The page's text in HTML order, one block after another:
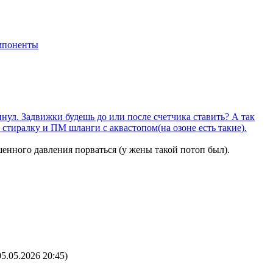
Задвижки будешь до или после счетчика ставить? А так
и ПМ шланги с аквастопом(на озоне есть такие).
давления порваться (у жены такой потоп был).
20:45)